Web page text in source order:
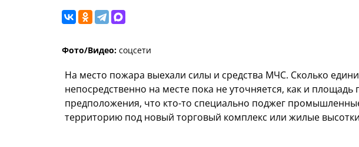
Фото/Видео: соцсети
На место пожара выехали силы и средства МЧС. Сколько
непосредственно на месте пока не уточняется, как и
предположения, что кто-то специально поджег
территорию под новый торговый комплекс или жилые